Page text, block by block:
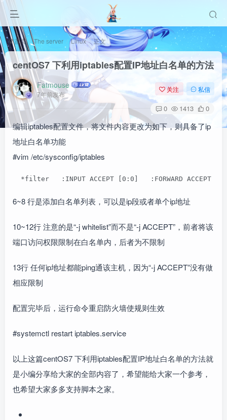
首页 The server Linux 正文
centOS7 下利用iptables配置IP地址白名单的方法
Fatmouse
7年前发布
关注 私信
0 1413 0
编辑iptables配置文件，将文件内容更改为如下，则具备了ip
地址白名单功能
#vim /etc/sysconfig/iptables
*filter   :INPUT ACCEPT [0:0]   :FORWARD ACCEPT
6~8 行是添加白名单列表，可以是ip段或者单个ip地址
10~12行 注意的是“-j whitelist”而不是“-j ACCEPT”，前者将该
端口访问权限限制在白名单内，后者为不限制
13行 任何ip地址都能ping通该主机，因为“-j ACCEPT”没有做
相应限制
配置完毕后，运行命令重启防火墙使规则生效
#systemctl restart iptables.service
以上这篇centOS7 下利用iptables配置IP地址白名单的方法就
是小编分享给大家的全部内容了，希望能给大家一个参考，
也希望大家多多支持脚本之家。